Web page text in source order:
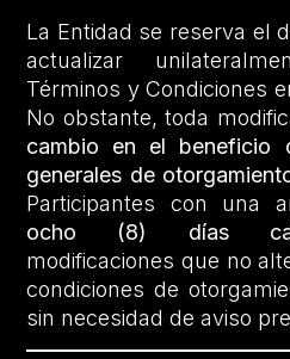
La Entidad se reserva el
actualizar
Términos y Condiciones
No obstante, toda
cambio en el beneficio
generales de
Participantes con una
ocho (8) días
modificaciones que no
condiciones de
sin necesidad de aviso